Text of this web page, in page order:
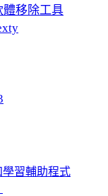
體移除工具
學習輔助程式